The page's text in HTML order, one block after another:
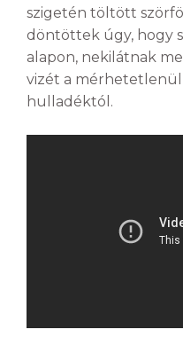
szigetén töltött
döntöttek úgy, hogy
alapon, nekilátnak
vizét a mérhetetlenül
hulladéktól.